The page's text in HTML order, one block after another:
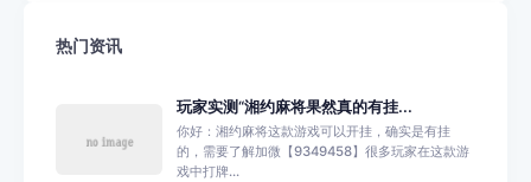
热门资讯
玩家实测“湘约麻将果然真的有挂...
你好：湘约麻将这款游戏可以开挂，确实是有挂
的，需要了解加微【9349458】很多玩家在这款游
戏中打牌...